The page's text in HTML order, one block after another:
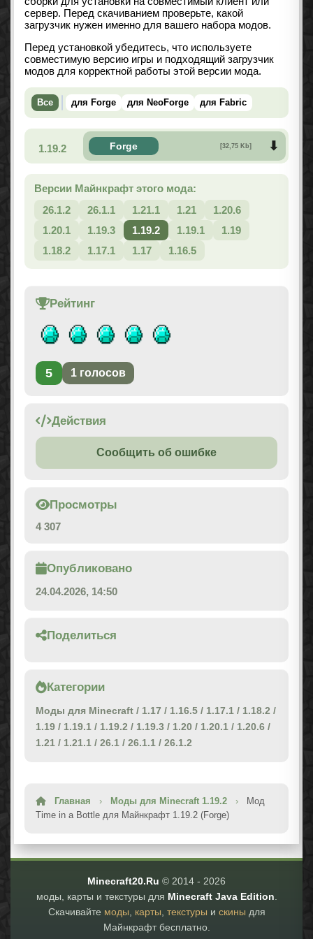
сервер. Перед скачиванием проверьте, какой
загрузчик нужен именно для вашего набора модов.
Перед установкой убедитесь, что используете
совместимую версию игры и подходящий загрузчик
модов для корректной работы этой версии мода.
Все для Forge для NeoForge для Fabric
1.19.2 Forge [32,75 Kb]
Версии Майнкрафт этого мода:
26.1.2
26.1.1 1.21.1 1.21
1.20.6
1.20.1
1.19.3 1.19.2 1.19.1
1.19
1.18.2
1.17.1 1.17 1.16.5
Рейтинг
5 1 голосов
Действия
Сообщить об ошибке
Просмотры
4 307
Опубликовано
24.04.2026, 14:50
Поделиться
Категории
Моды для Minecraft / 1.17 / 1.16.5 / 1.17.1 / 1.18.2 /
1.19 / 1.19.1 / 1.19.2 / 1.19.3 / 1.20 / 1.20.1 / 1.20.6 /
1.21 / 1.21.1 / 26.1 / 26.1.1 / 26.1.2
Главная › Моды для Minecraft 1.19.2 ›
Мод
Time in a Bottle для Майнкрафт 1.19.2 (Forge)
Minecraft20.Ru © 2014 - 2026
моды, карты и текстуры для Minecraft Java Edition
Скачивайте моды карты текстуры и скины для
Майнкрафт бесплатно.